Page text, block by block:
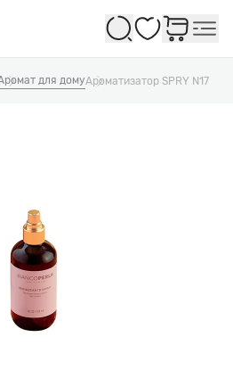
Избранное
для домуАроматизатор SPRY N17